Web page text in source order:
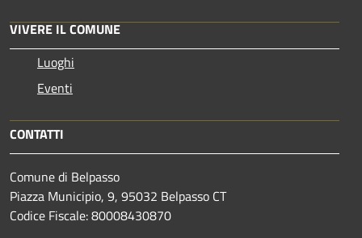
VIVERE IL COMUNE
Luoghi
Eventi
CONTATTI
Comune di Belpasso
Piazza Municipio, 9, 95032 Belpasso CT
Codice Fiscale: 80008430870